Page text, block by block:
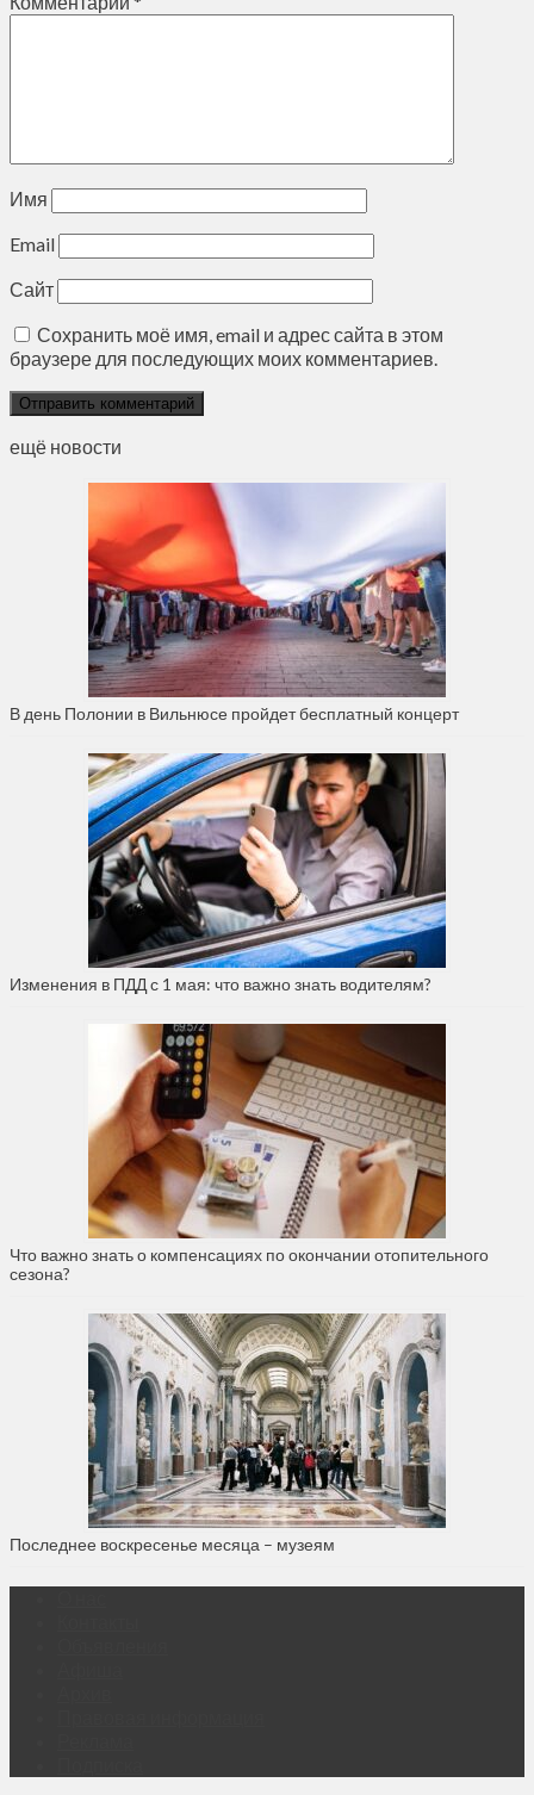
Имя
Email
Сайт
Сохранить моё имя, email и адрес сайта в этом
браузере для последующих моих комментариев.
ещё новости
В день Полонии в Вильнюсе пройдет бесплатный концерт
Изменения в ПДД с 1 мая: что важно знать водителям?
Что важно знать о компенсациях по окончании отопительного
сезона?
Последнее воскресенье месяца – музеям